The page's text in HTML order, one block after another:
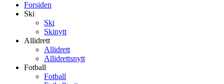
Forsiden
Ski
Ski
Skinytt
Allidrett
Allidrett
Allidrettsnytt
Fotball
Fotball